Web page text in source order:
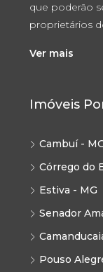
que poderão
proprietários
Ver mais
Imóveis
Cambuí -
Córrego do
Estiva - MG
Senador
Pouso